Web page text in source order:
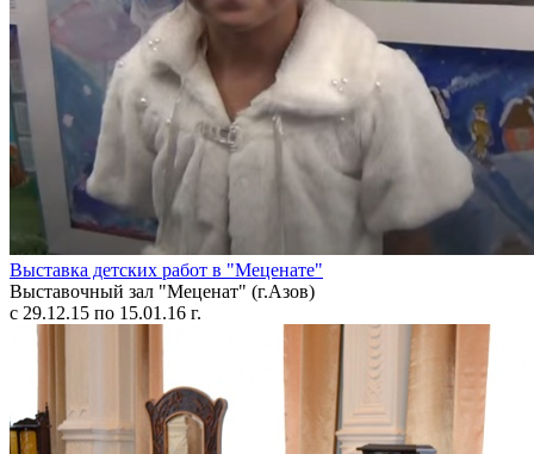
Выставка детских работ в "Меценате"
Выставочный зал "Меценат" (г.Азов)
с 29.12.15 по 15.01.16 г.